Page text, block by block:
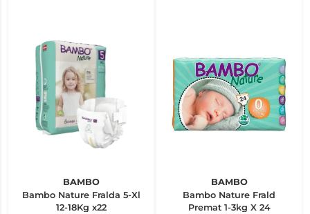
BAMBO
Bambo Nature Fralda 5-Xl
12-18Kg x22
BAMBO
Bambo Nature Frald
Premat 1-3kg X 24